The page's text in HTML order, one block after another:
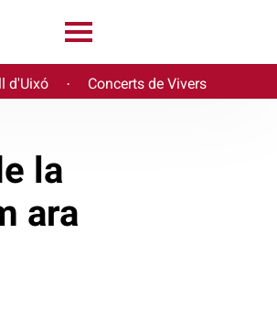
d'Uixó · Concerts de Vivers
la
ara